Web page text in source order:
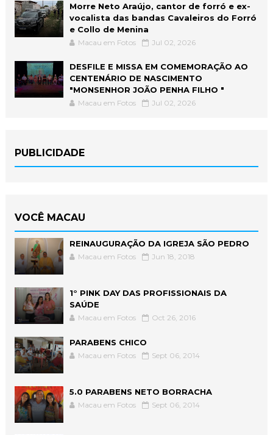
Morre Neto Araújo, cantor de forró e ex-
vocalista das bandas Cavaleiros do Forró
e Collo de Menina
Macau em Fotos Jul 02, 2026
DESFILE E MISSA EM COMEMORAÇÃO AO
CENTENÁRIO DE NASCIMENTO
"MONSENHOR JOÃO PENHA FILHO "
Macau em Fotos Jul 02, 2026
PUBLICIDADE
VOCÊ MACAU
REINAUGURAÇÃO DA IGREJA SÃO PEDRO
Macau em Fotos Jun 18, 2018
1° PINK DAY DAS PROFISSIONAIS DA
SAÚDE
Macau em Fotos Oct 26, 2016
PARABENS CHICO
Macau em Fotos Sept 06, 2014
5.0 PARABENS NETO BORRACHA
Macau em Fotos Sept 06, 2014